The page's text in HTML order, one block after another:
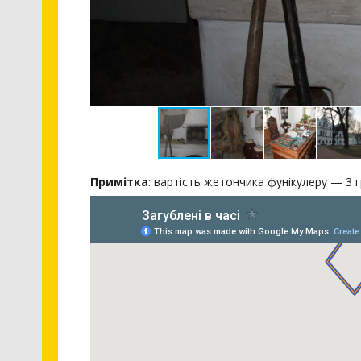
Примітка: вартість жетончика фунікулеру — 3